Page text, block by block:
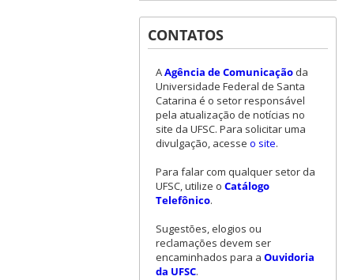
CONTATOS
AAgência de Comunicaçãoda
Universidade Federal de Santa
Catarina é o setor responsável
pela atualização de notícias no
site da UFSC. Para solicitar uma
divulgação, acesse o site.
Para falar com qualquer setor da
UFSC, utilize o Catálogo
Telefônico.
Sugestões, elogios ou
reclamações devem ser
encaminhados para a Ouvidoria
da UFSC.